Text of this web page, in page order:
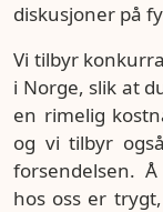
diskusjoner på
Vi tilbyr
i Norge, slik at
en rimelig
og vi tilbyr
forsendelsen.
hos oss er